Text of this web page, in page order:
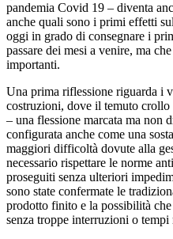
pandemia Covid 19 – diventa
anche quali sono i primi effetti
oggi in grado di consegnare i
passare dei mesi a venire, ma
importanti.
Una prima riflessione riguarda i
costruzioni, dove il temuto crollo
– una flessione marcata ma non
configurata anche come una
maggiori difficoltà dovute alla
necessario rispettare le norme
proseguiti senza ulteriori
sono state confermate le
prodotto finito e la possibilità
senza troppe interruzioni o tempi